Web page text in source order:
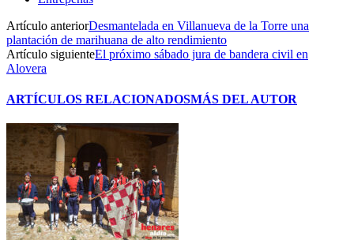
Artículo anteriorDesmantelada en Villanueva de la Torre una
plantación de marihuana de alto rendimiento
Artículo siguienteEl próximo sábado jura de bandera civil en
Alovera
ARTÍCULOS RELACIONADOSMÁS DEL AUTOR